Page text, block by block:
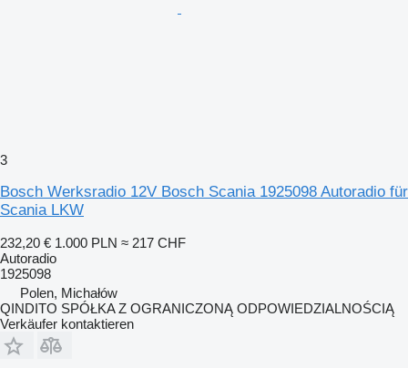
3
Bosch Werksradio 12V Bosch Scania 1925098 Autoradio für
Scania LKW
232,20 € 1.000 PLN ≈ 217 CHF
Autoradio
1925098
Polen, Michałów
QINDITO SPÓŁKA Z OGRANICZONĄ ODPOWIEDZIALNOŚCIĄ
Verkäufer kontaktieren